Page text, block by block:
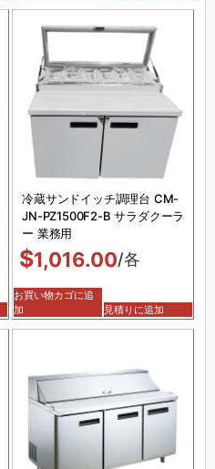
冷蔵サンドイッチ調理台 CM-
JN-PZ1500F2-B サラダクーラ
ー 業務用
$1,016.00/各
お買い物カゴに追
加
見積りに追加